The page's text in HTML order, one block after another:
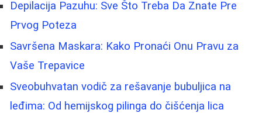
Depilacija Pazuhu: Sve Što Treba Da Znate Pre
Prvog Poteza
Savršena Maskara: Kako Pronaći Onu Pravu za
Vaše Trepavice
Sveobuhvatan vodič za rešavanje bubuljica na
leđima: Od hemijskog pilinga do čišćenja lica